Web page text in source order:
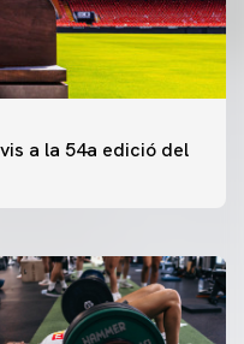
a la 54a edició del
CF 5/8/2026